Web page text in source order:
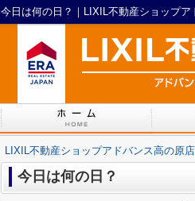
今日は何の日？｜LIXIL不動産ショップア
LIXIL不動産ショップアドバンス高の原店
今日は何の日？